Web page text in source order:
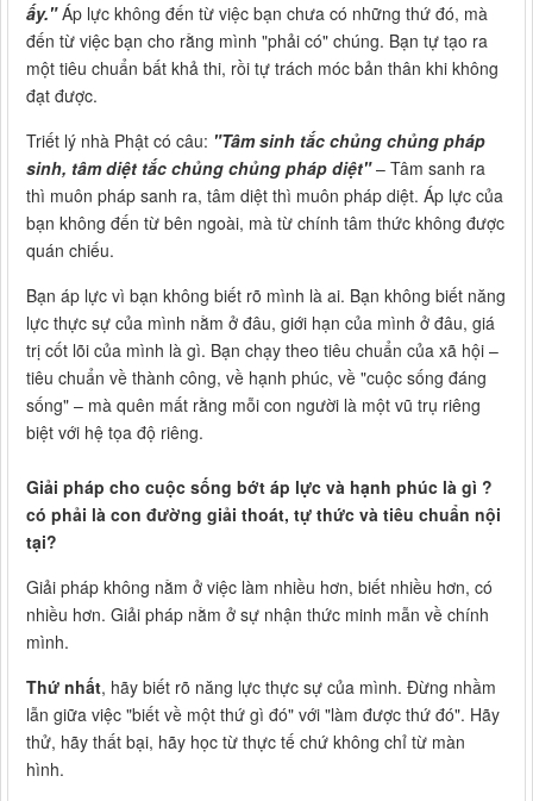
ấy."Áp lực không đến từ việc bạn chưa có những thứ đó, mà
đến từ việc bạn cho rằng mình "phải có" chúng. Bạn tự tạo ra
một tiêu chuẩn bất khả thi, rồi tự trách móc bản thân khi không
đạt được.
Triết lý nhà Phật có câu: "Tâm sinh tắc chủng chủng pháp
sinh, tâm diệt tắc chủng chủng pháp diệt"– Tâm sanh ra
thì muôn pháp sanh ra, tâm diệt thì muôn pháp diệt. Áp lực của
bạn không đến từ bên ngoài, mà từ chính tâm thức không được
quán chiếu.
Bạn áp lực vì bạn không biết rõ mình là ai. Bạn không biết năng
lực thực sự của mình nằm ở đâu, giới hạn của mình ở đâu, giá
trị cốt lõi của mình là gì. Bạn chạy theo tiêu chuẩn của xã hội –
tiêu chuẩn về thành công, về hạnh phúc, về "cuộc sống đáng
sống" – mà quên mất rằng mỗi con người là một vũ trụ riêng
biệt với hệ tọa độ riêng.
Giải pháp cho cuộc sống bớt áp lực và hạnh phúc là gì ?
có phải là con đường giải thoát, tự thức và tiêu chuẩn nội
tại?
Giải pháp không nằm ở việc làm nhiều hơn, biết nhiều hơn, có
nhiều hơn. Giải pháp nằm ở sự nhận thức minh mẫn về chính
mình.
Thứ nhất, hãy biết rõ năng lực thực sự của mình. Đừng nhầm
lẫn giữa việc "biết về một thứ gì đó" với "làm được thứ đó". Hãy
thử, hãy thất bại, hãy học từ thực tế chứ không chỉ từ màn
hình.